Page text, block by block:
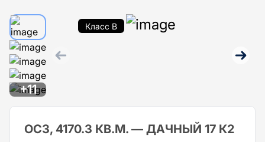
Класс B
+11
ОСЗ, 4170.3 КВ.М. — ДАЧНЫЙ 17 К2